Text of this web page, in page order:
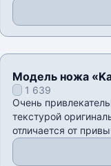
Модель ножа
оригинального
1 639
Очень
текстурой
отличается от